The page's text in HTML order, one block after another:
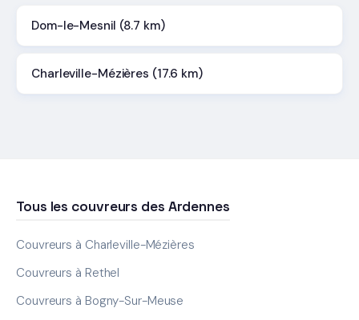
Dom-le-Mesnil (8.7 km)
Charleville-Mézières (17.6 km)
Tous les couvreurs des Ardennes
Couvreurs à Charleville-Mézières
Couvreurs à Rethel
Couvreurs à Bogny-Sur-Meuse